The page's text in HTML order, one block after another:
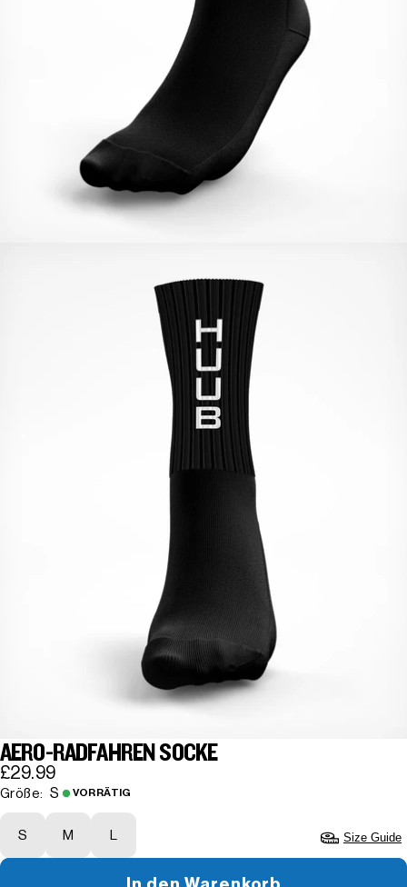
AERO-RADFAHREN SOCKE
£29.99
Größe: S VORRÄTIG
S M L Size Guide